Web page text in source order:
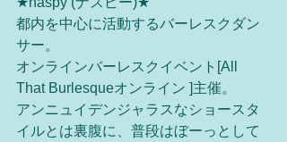
都内を中心に活動するバーレスクダン
サー。
オンラインバーレスクイベント[All
That Burlesqueオンライン ]主催。
アンニュイデンジャラスなショースタ
イルとは裏腹に、普段はぼーっとして